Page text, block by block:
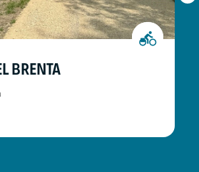
BRENTA